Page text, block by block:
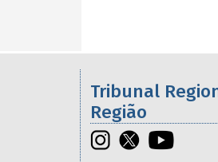
Informações
Tribunal
Região